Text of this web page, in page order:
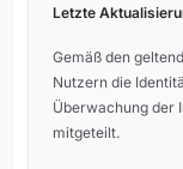
Letzte
Gemäß den
Nutzern die
Überwachung der
mitgeteilt.